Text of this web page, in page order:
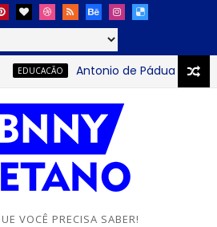
EDUCACÃO Antonio de Pádua
VOCÊ PRECISA SABER!